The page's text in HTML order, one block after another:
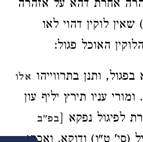
אחרת דהא על אזהרה
) שאין לוקין דהוי לאו
האוכל פגול:
ותנן בתרווייהו אלו
עניו תירץ יליף עון
לפיגול נפקא [בפ"ב